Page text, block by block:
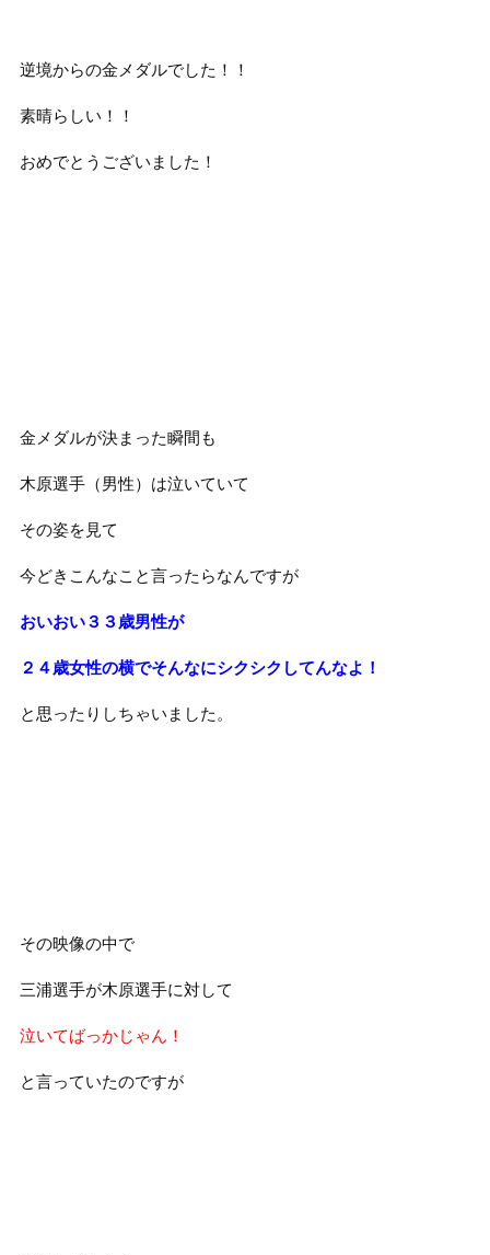
逆境からの金メダルでした！！
素晴らしい！！
おめでとうございました！
金メダルが決まった瞬間も
木原選手（男性）は泣いていて
その姿を見て
今どきこんなこと言ったらなんですが
おいおい３３歳男性が
２４歳女性の横でそんなにシクシクしてんなよ！
と思ったりしちゃいました。
その映像の中で
三浦選手が木原選手に対して
泣いてばっかじゃん！
と言っていたのですが